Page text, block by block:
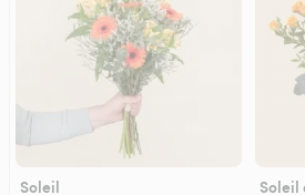
Soleil Soleil